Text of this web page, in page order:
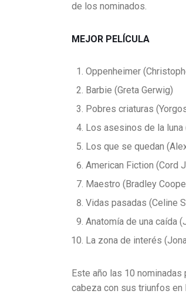
de los nominados.
MEJOR PELÍCULA
Oppenheimer
Barbie (Greta Gerwig)
Pobres criaturas
Los asesinos de la
Los que se quedan
American Fiction (Cord
Maestro (Bradley
Vidas pasadas (Celine
Anatomía de una caída
La zona de interés
Este año las 10
cabeza con sus triunfos en